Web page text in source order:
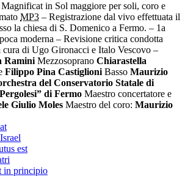
in Sol maggiore per soli, coro e
MP3 – Registrazione dal vivo effettuata il
la chiesa di S. Domenico a Fermo. – 1a
moderna – Revisione critica condotta
cura di Ugo Gironacci e Italo Vescovo –
Ramini Mezzosoprano Chiarastella
Filippo Pina Castiglioni Basso Maurizio
del Conservatorio Statale di
di Fermo Maestro concertatore e
Giulio Moles Maestro del coro: Maurizio
est
in principio